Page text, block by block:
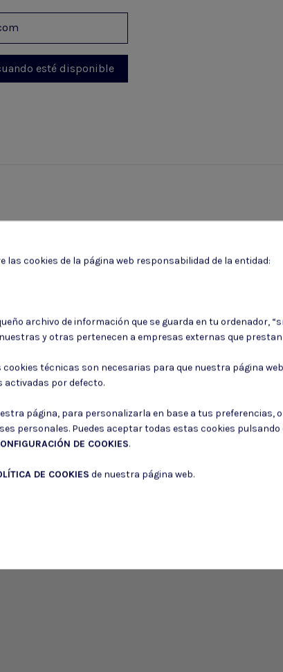
Consiento el uso de mis datos para los fines indicados en la
cookies de la página web responsabilidad de la entidad:
archivo de información que se guarda en tu ordenador,
y otras pertenecen a empresas externas que
cookies técnicas son necesarias para que nuestra página
activadas por defecto.
página, para personalizarla en base a tus preferencias,
personales. Puedes aceptar todas estas cookies pulsando
DE COOKIES.
DE COOKIES de nuestra página web.